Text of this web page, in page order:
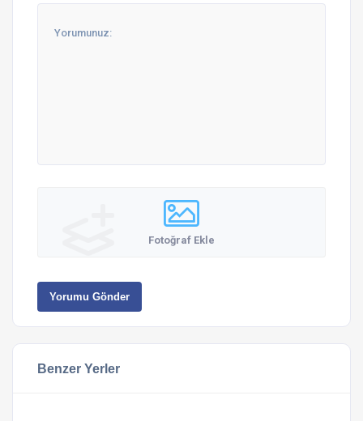
Fotoğraf Ekle
Yorumu Gönder
Benzer Yerler